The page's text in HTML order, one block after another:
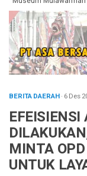
BERITA DAERAH· 6 Des
MINTA
UNTUK